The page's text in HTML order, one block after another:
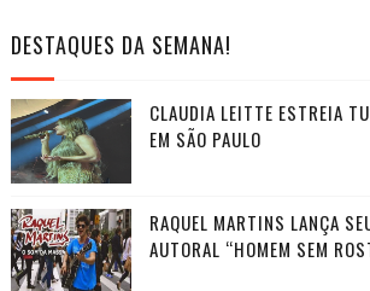
DESTAQUES DA SEMANA!
CLAUDIA LEITTE ESTREIA
EM SÃO PAULO
RAQUEL MARTINS LANÇA
AUTORAL “HOMEM SEM